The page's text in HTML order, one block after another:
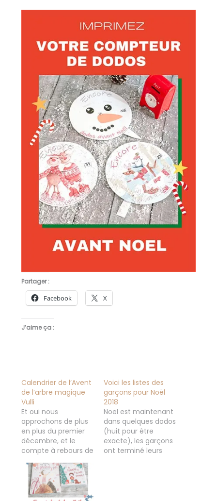
Partager :
Facebook X
J’aime ça :
Calendrier de l’Avent
de l’arbre magique
Vulli
Et oui nous
approchons de plus
en plus du premier
décembre, et le
compte à rebours de
Noël pourra alors
commencer... Et je
vous laisse imaginer
la hâte de mes
Voici les listes des
garçons pour Noël
2018
Noël est maintenant
dans quelques dodos
(huit pour être
exacte), les garçons
ont terminé leurs